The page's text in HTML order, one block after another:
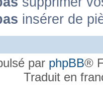
insérer de
par phpBB®
Traduit en